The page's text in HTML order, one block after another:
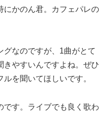
にかのん君。カフェパレの
グなのですが、1曲がとて
きやすいんですよね。ぜひ
を聞いてほしいです。
です。ライブでも良く歌わ